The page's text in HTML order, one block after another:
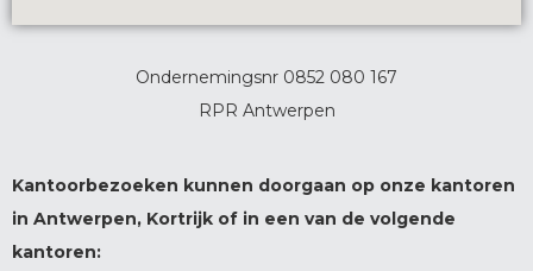
Ondernemingsnr 0852 080 167
RPR Antwerpen
Kantoorbezoeken kunnen doorgaan op onze kantoren
in Antwerpen, Kortrijk of in een van de volgende
kantoren: